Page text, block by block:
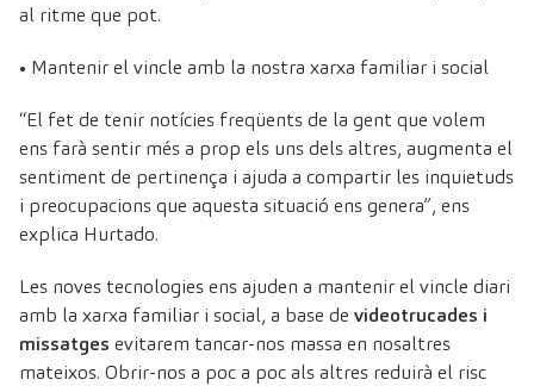
al ritme que pot.
• Mantenir el vincle amb la nostra xarxa familiar i social
“El fet de tenir notícies freqüents de la gent que volem
ens farà sentir més a prop els uns dels altres, augmenta el
sentiment de pertinença i ajuda a compartir les inquietuds
i preocupacions que aquesta situació ens genera”, ens
explica Hurtado.
Les noves tecnologies ens ajuden a mantenir el vincle diari
amb la xarxa familiar i social, a base de videotrucades i
missatges evitarem tancar-nos massa en nosaltres
mateixos. Obrir-nos a poc a poc als altres reduirà el risc